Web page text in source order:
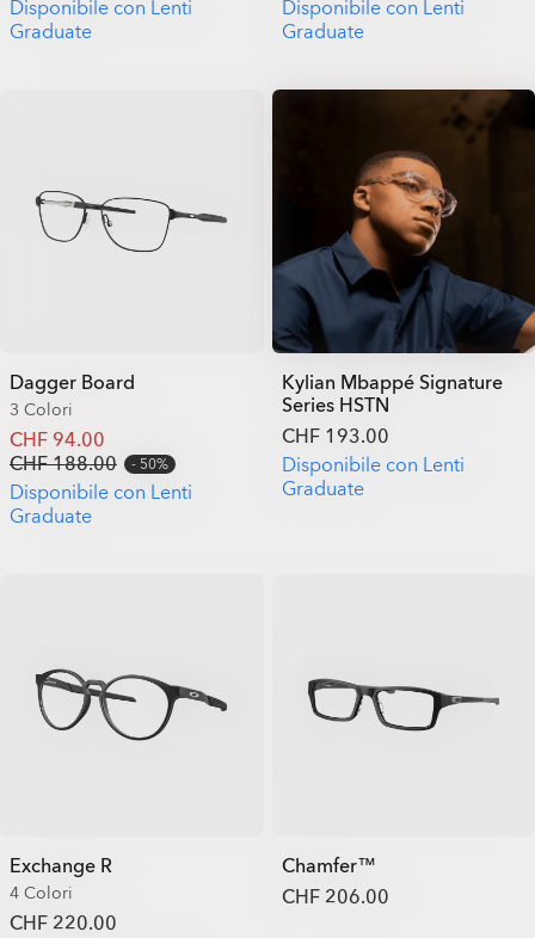
Disponibile con Lenti
Graduate
Disponibile con Lenti
Graduate
Dagger Board
3 Colori
CHF 94.00
CHF 188.00
50%
Disponibile con Lenti
Graduate
Kylian Mbappé Signature
Series HSTN
CHF 193.00
Disponibile con Lenti
Graduate
Exchange R
4 Colori
CHF 220.00
Chamfer™
CHF 206.00